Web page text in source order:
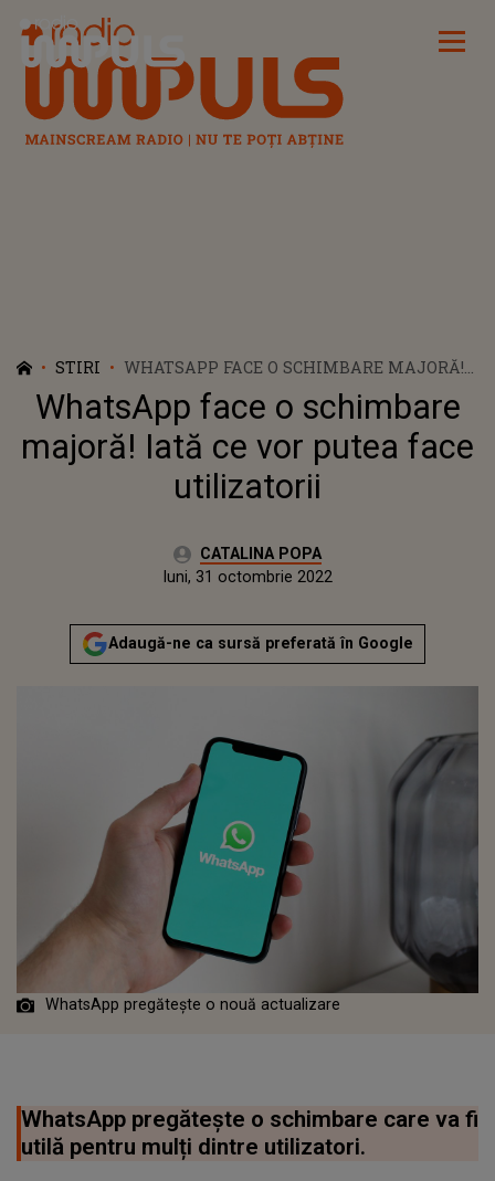
Radio Impuls
STIRI
WHATSAPP FACE O SCHIMBARE MAJORĂ!
IATĂ CE VOR PUTEA FACE UTILIZATORII
WhatsApp face o schimbare
majoră! Iată ce vor putea face
utilizatorii
Autor:CATALINA POPA
Publicat:
luni, 31 octombrie 2022
Adaugă-ne ca sursă preferată în Google
WhatsApp pregătește o nouă actualizare
WhatsApp pregătește o schimbare care va fi
utilă pentru mulți dintre utilizatori.